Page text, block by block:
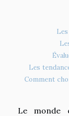
Les
Comment
Le monde